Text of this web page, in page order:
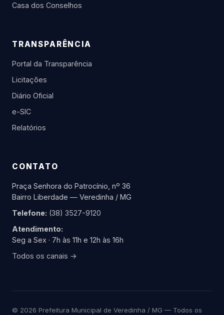
Casa dos Conselhos
TRANSPARÊNCIA
Portal da Transparência
Licitações
Diário Oficial
e-SIC
Relatórios
CONTATO
Praça Senhora do Patrocínio, nº 36
Bairro Liberdade — Veredinha / MG
Telefone: (38) 3527-9120
Atendimento:
Seg a Sex · 7h às 11h e 12h às 16h
Todos os canais →
© 2026 Prefeitura Municipal de Veredinha / MG — Todos os